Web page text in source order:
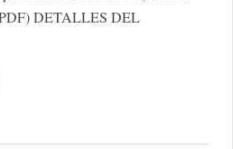
DETALLES DEL